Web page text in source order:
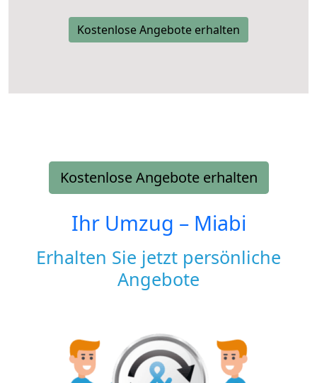
Kostenlose Angebote erhalten
Kostenlose Angebote erhalten
Ihr Umzug – Miabi
Erhalten Sie jetzt persönliche
Angebote